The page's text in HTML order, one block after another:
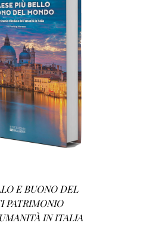
CARRELLO /
E BUONO DEL
PATRIMONIO
IN ITALIA